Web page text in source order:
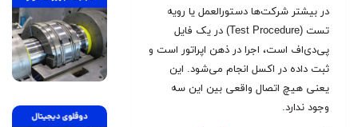
در بیشتر شرکت‌ها دستورالعمل یا رویه
تست (Test Procedure) در یک فایل
پی‌دی‌اف است، اجرا در ذهن اپراتور است و
ثبت داده در اکسل انجام می‌شود. این
یعنی هیچ اتصال واقعی بین این سه
وجود ندارد.